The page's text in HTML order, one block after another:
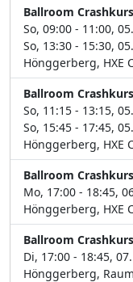
Ballroom Crashkurs
So, 09:00 - 11:00,
So, 13:30 - 15:30,
Hönggerberg, HXE
Ballroom Crashkurs
So, 11:15 - 13:15,
So, 15:45 - 17:45,
Hönggerberg, HXE
Ballroom Crashkurs
Mo, 17:00 - 18:45,
Hönggerberg, HXE
Ballroom Crashkurs
Di, 17:00 - 18:45,
Hönggerberg,